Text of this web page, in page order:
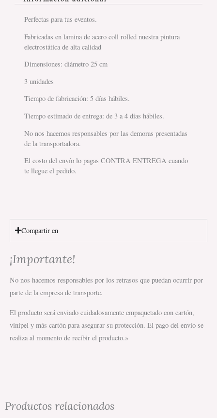
Perfectas para tus eventos.
Fabricadas en lamina de acero coll rolled nuestra pintura
electrostática de alta calidad
Dimensiones: diámetro 25 cm
3 unidades
Tiempo de fabricación: 5 días hábiles.
Tiempo estimado de entrega: de 3 a 4 días hábiles.
No nos hacemos responsables por las demoras presentadas
de la transportadora.
El costo del envío lo pagas CONTRA ENTREGA cuando
te llegue el pedido.
Compartir en
¡Importante!
No nos hacemos responsables por los retrasos que puedan ocurrir por
parte de la empresa de transporte.
El producto será enviado cuidadosamente empaquetado con cartón,
vinipel y más cartón para asegurar su protección. El pago del envío se
realiza al momento de recibir el producto.»
Productos relacionados